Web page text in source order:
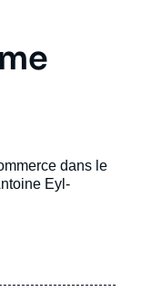
dans le
Eyl-